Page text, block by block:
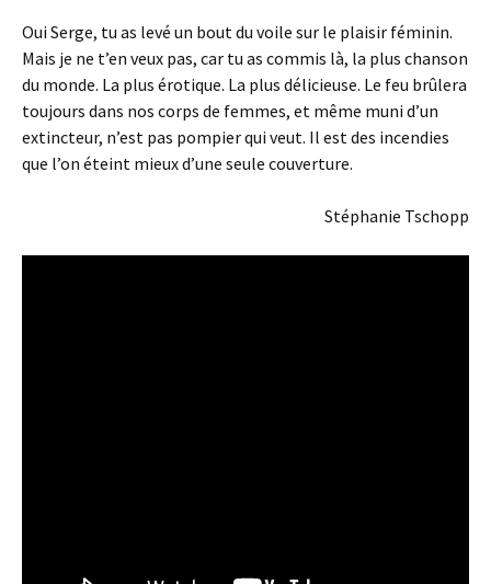
Oui Serge, tu as levé un bout du voile sur le plaisir féminin.
Mais je ne t’en veux pas, car tu as commis là, la plus chanson
du monde. La plus érotique. La plus délicieuse. Le feu brûlera
toujours dans nos corps de femmes, et même muni d’un
extincteur, n’est pas pompier qui veut. Il est des incendies
que l’on éteint mieux d’une seule couverture.
Stéphanie Tschopp